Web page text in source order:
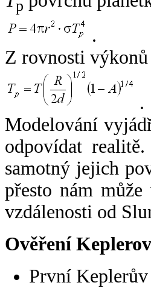
p
.
Z rovnosti výkonů
.
Modelování
odpovídat
samotný jejich
přesto nám
vzdálenosti od
Ověření
První Keplerův